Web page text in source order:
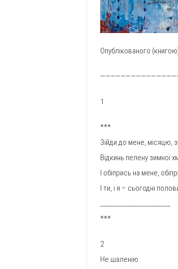
Опублікованого
1
***
Зійди до мене, місяцю,
Відкинь пелену зимної
І обіпрись на мене,
І ти, і я – сьогодні
***
2
Не шаленію.